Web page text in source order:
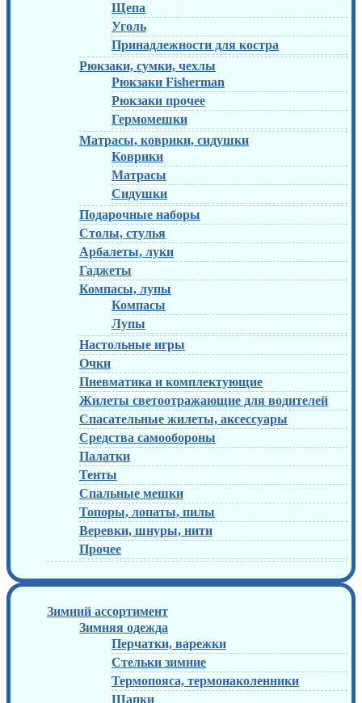
Щепа
Уголь
Принадлежности для костра
Рюкзаки, сумки, чехлы
Рюкзаки Fisherman
Рюкзаки прочее
Гермомешки
Матрасы, коврики, сидушки
Коврики
Матрасы
Сидушки
Подарочные наборы
Столы, стулья
Арбалеты, луки
Гаджеты
Компасы, лупы
Компасы
Лупы
Настольные игры
Очки
Пневматика и комплектующие
Жилеты светоотражающие для водителей
Спасательные жилеты, аксессуары
Средства самообороны
Палатки
Тенты
Спальные мешки
Топоры, лопаты, пилы
Веревки, шнуры, нити
Прочее
Зимний ассортимент
Зимняя одежда
Перчатки, варежки
Стельки зимние
Термопояса, термонаколенники
Шапки